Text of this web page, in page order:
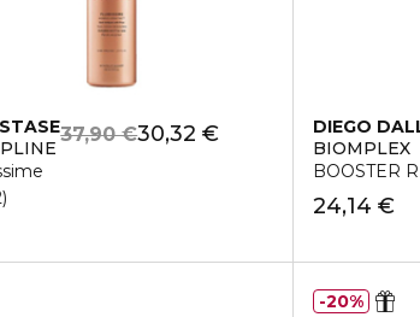
Capelli Danneggiati
30,32 €
37,90 €
DIEGO
BIOMPLEX
BOOSTER
24,14 €
20%